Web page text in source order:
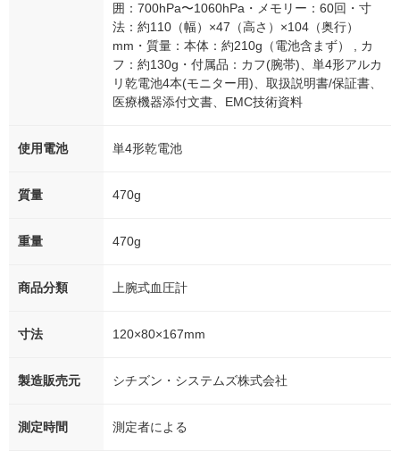
囲：700hPa〜1060hPa・メモリー：60回・寸
法：約110（幅）×47（高さ）×104（奥行）
mm・質量：本体：約210g（電池含まず） , カ
フ：約130g・付属品：カフ(腕帯)、単4形アルカ
リ乾電池4本(モニター用)、取扱説明書/保証書、
医療機器添付文書、EMC技術資料
使用電池 単4形乾電池
質量 470g
重量 470g
商品分類 上腕式血圧計
寸法 120×80×167mm
製造販売元 シチズン・システムズ株式会社
測定時間 測定者による